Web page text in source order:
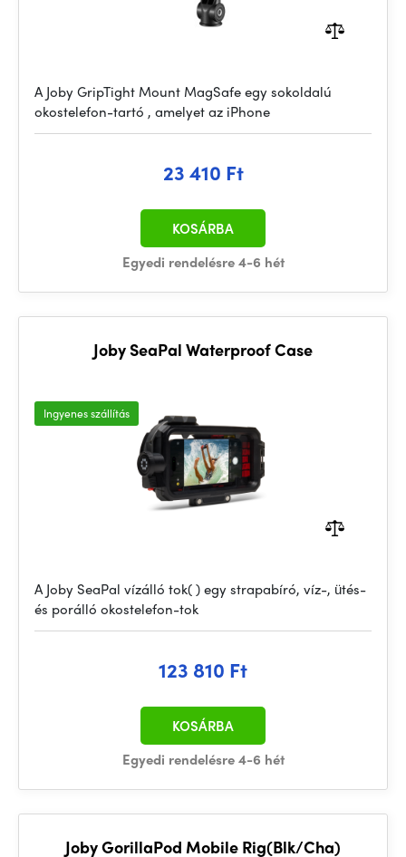
A Joby GripTight Mount MagSafe egy sokoldalú
okostelefon-tartó , amelyet az iPhone
23 410 Ft
Egyedi rendelésre 4-6 hét
KOSÁRBA
Joby SeaPal Waterproof Case
Ingyenes szállítás
A Joby SeaPal vízálló tok( ) egy strapabíró, víz-, ütés-
és porálló okostelefon-tok
123 810 Ft
Egyedi rendelésre 4-6 hét
KOSÁRBA
Joby GorillaPod Mobile Rig(Blk/Cha)